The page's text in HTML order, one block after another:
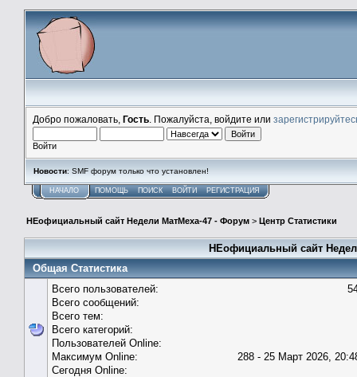
Добро пожаловать, Гость . Пожалуйста, войдите или
Войти
Новости: SMF форум только что установлен!
НАЧАЛО ПОМОЩЬ ПОИСК ВОЙТИ РЕГИСТРАЦИЯ
НЕофициальный сайт Недели МатМеха-47 - Форум > Центр Статистики
НЕофициальный сайт
Общая Статистика
Всего пользователей:
Всего сообщений:
Всего тем:
Всего категорий:
Пользователей Online:
Максимум Online:
288 - 25 Март 2026,
Сегодня Online: